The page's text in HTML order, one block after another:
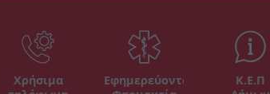
Χρήσιμα
Εφημερεύοντα
Κ.Ε.Π